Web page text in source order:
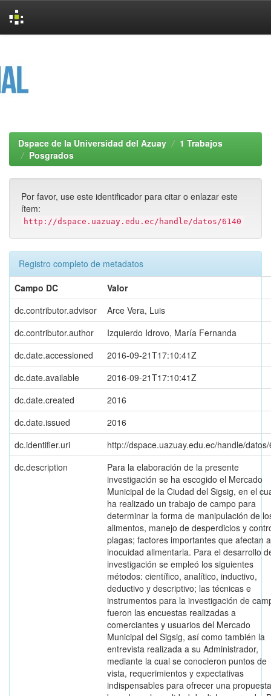
Dspace de la Universidad del Azuay
1 Trabajos
Posgrados
Por favor, use este identificador para citar o enlazar este
ítem:
http://dspace.uazuay.edu.ec/handle/datos/6140
Registro completo de metadatos
Campo DC
Valor
dc.contributor.advisor
Arce Vera, Luis
dc.contributor.author
Izquierdo Idrovo, María Fernanda
dc.date.accessioned
2016-09-21T17:10:41Z
dc.date.available
2016-09-21T17:10:41Z
dc.date.created
2016
dc.date.issued
2016
dc.identifier.uri
http://dspace.uazuay.edu.ec/handle/
dc.description
Para la elaboración de la presente
investigación se ha escogido el Mercado
Municipal de la Ciudad del Sigsig, en el
ha realizado un trabajo de campo para
determinar la forma de manipulación de
alimentos, manejo de desperdicios y
plagas; factores importantes que afectan
inocuidad alimentaria. Para el desarrollo
investigación se empleó los siguientes
métodos: científico, analítico, inductivo,
deductivo y descriptivo; las técnicas e
instrumentos para la investigación de
fueron las encuestas realizadas a
comerciantes y usuarios del Mercado
Municipal del Sigsig, así como también la
entrevista realizada a su Administrador,
mediante la cual se conocieron puntos de
vista, requerimientos y expectativas
indispensables para ofrecer una propuesta